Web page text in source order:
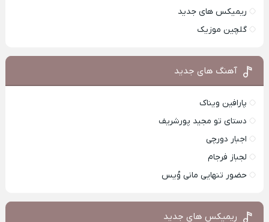
ریمیکس های جدید
گلچین موزیک
آهنگ های جدید
پارافین ویناک
دستای تو مجید پورشریف
اجبار دورچی
لجباز فرجام
حضور تنهایی مانی وُیس
ریمیکس های جدید